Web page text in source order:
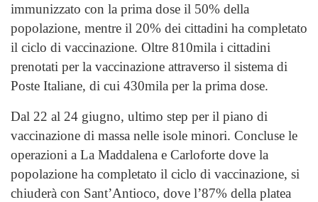
immunizzato con la prima dose il 50% della
popolazione, mentre il 20% dei cittadini ha completato
il ciclo di vaccinazione. Oltre 810mila i cittadini
prenotati per la vaccinazione attraverso il sistema di
Poste Italiane, di cui 430mila per la prima dose.
Dal 22 al 24 giugno, ultimo step per il piano di
vaccinazione di massa nelle isole minori. Concluse le
operazioni a La Maddalena e Carloforte dove la
popolazione ha completato il ciclo di vaccinazione, si
chiuderà con Sant’Antioco, dove l’87% della platea